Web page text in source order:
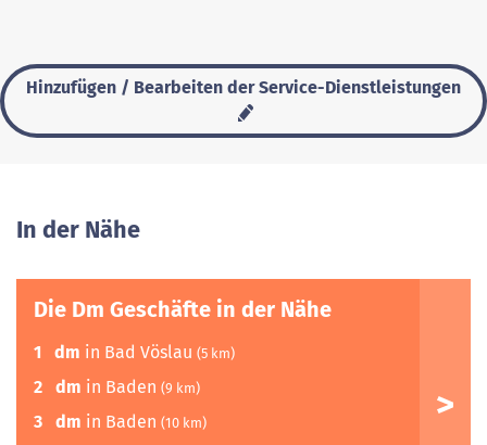
Hinzufügen / Bearbeiten der Service-Dienstleistungen
In der Nähe
Die Dm Geschäfte in der Nähe
1 dm in Bad Vöslau (5 km)
2 dm in Baden (9 km)
3 dm in Baden (10 km)